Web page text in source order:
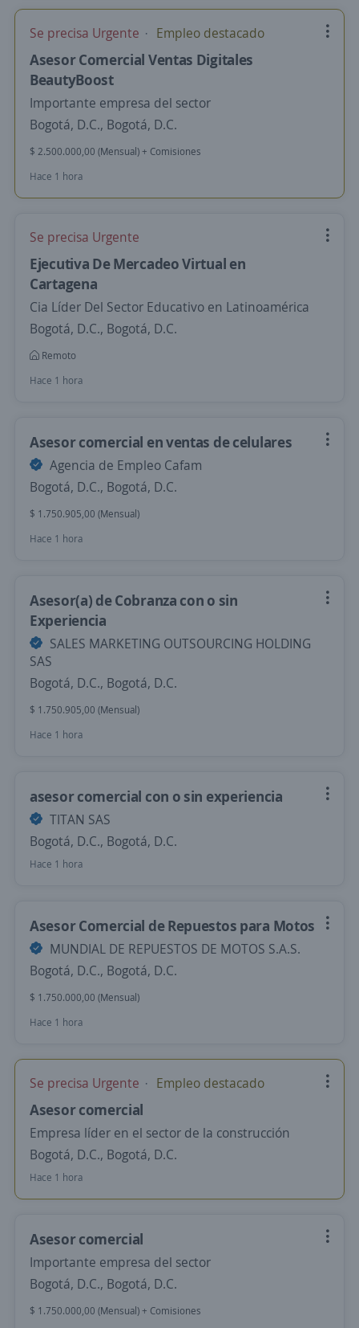
Se precisa Urgente Empleo destacado
Asesor Comercial Ventas Digitales
BeautyBoost
Importante empresa del sector
Bogotá, D.C., Bogotá, D.C.
$ 2.500.000,00 (Mensual) + Comisiones
Hace 1 hora
Se precisa Urgente
Ejecutiva De Mercadeo Virtual en
Cartagena
Cia Líder Del Sector Educativo en Latinoamérica
Bogotá, D.C., Bogotá, D.C.
Remoto
Hace 1 hora
Asesor comercial en ventas de celulares
Agencia de Empleo Cafam
Bogotá, D.C., Bogotá, D.C.
$ 1.750.905,00 (Mensual)
Hace 1 hora
Asesor(a) de Cobranza con o sin
Experiencia
SALES MARKETING OUTSOURCING HOLDING
SAS
Bogotá, D.C., Bogotá, D.C.
$ 1.750.905,00 (Mensual)
Hace 1 hora
asesor comercial con o sin experiencia
TITAN SAS
Bogotá, D.C., Bogotá, D.C.
Hace 1 hora
Asesor Comercial de Repuestos para Motos
MUNDIAL DE REPUESTOS DE MOTOS S.A.S.
Bogotá, D.C., Bogotá, D.C.
$ 1.750.000,00 (Mensual)
Hace 1 hora
Se precisa Urgente Empleo destacado
Asesor comercial
Empresa líder en el sector de la construcción
Bogotá, D.C., Bogotá, D.C.
Hace 1 hora
Asesor comercial
Importante empresa del sector
Bogotá, D.C., Bogotá, D.C.
$ 1.750.000,00 (Mensual) + Comisiones